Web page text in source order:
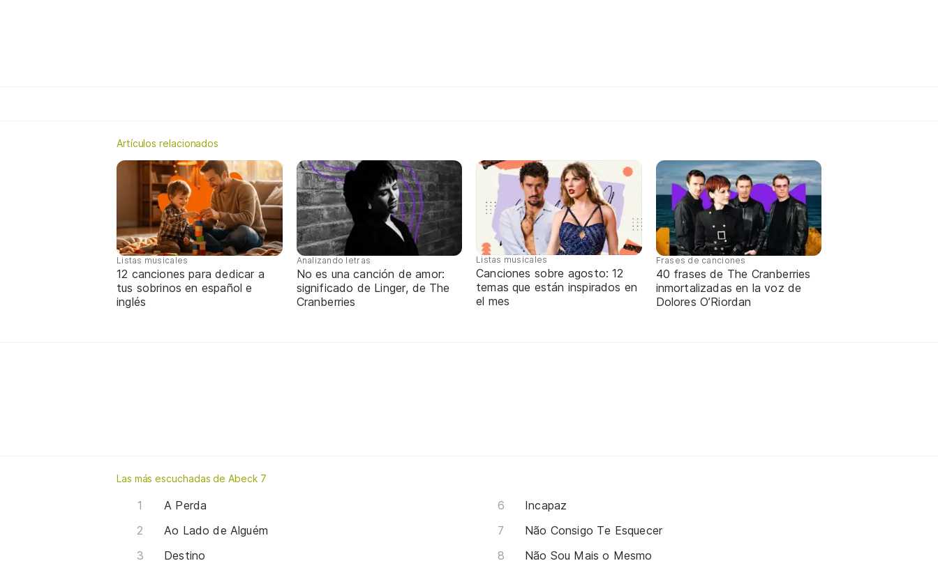
Artículos relacionados
Listas musicales
12 canciones para dedicar a
tus sobrinos en español e
inglés
Analizando letras
No es una canción de amor:
significado de Linger, de The
Cranberries
Listas musicales
Canciones sobre agosto: 12
temas que están inspirados en
el mes
Frases de canciones
40 frases de The Cranberries
inmortalizadas en la voz de
Dolores O’Riordan
Las más escuchadas de Abeck 7
A Perda
Ao Lado de Alguém
Destino
Incapaz
Não Consigo Te Esquecer
Não Sou Mais o Mesmo